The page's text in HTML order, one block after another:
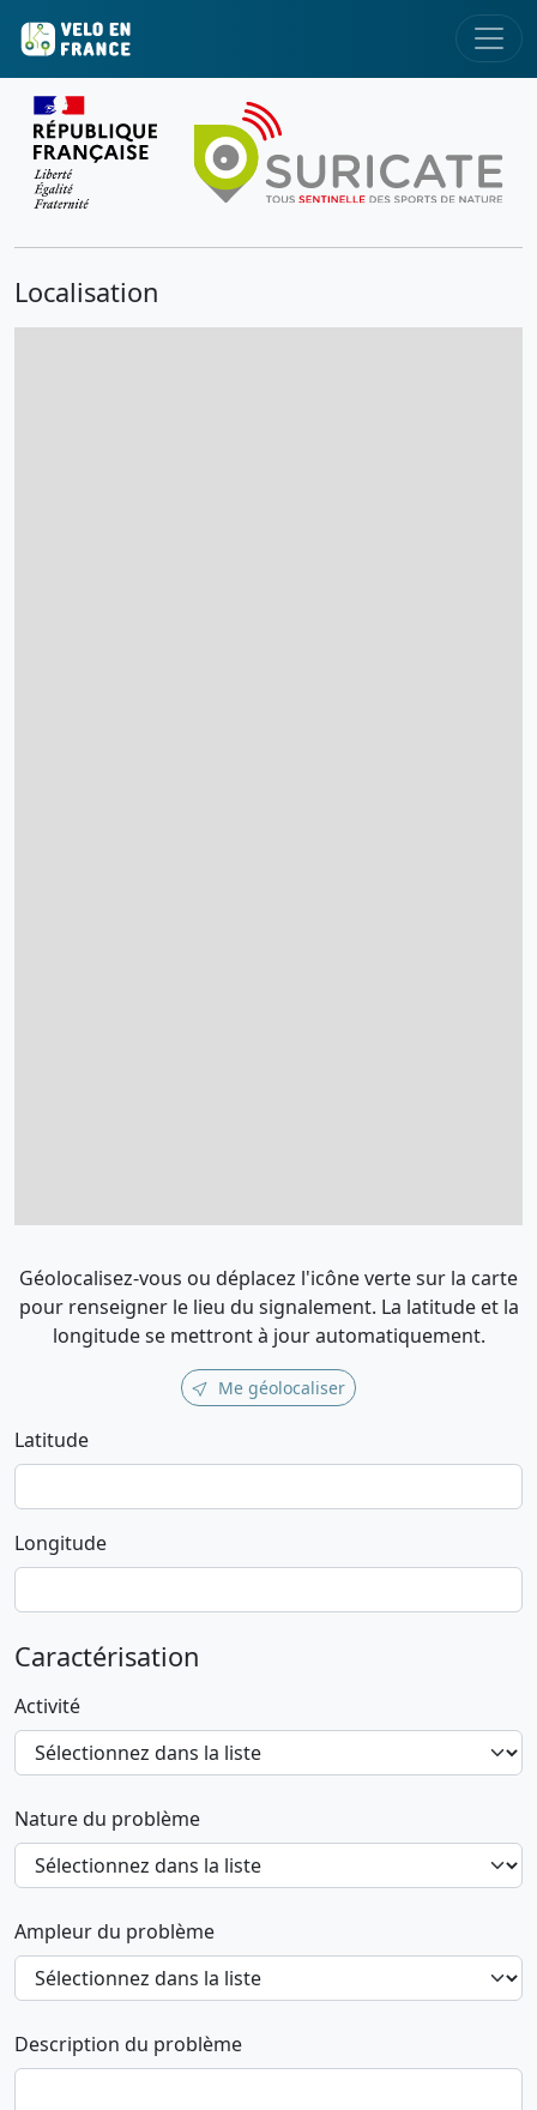
Localisation
Géolocalisez-vous ou déplacez l'icône verte sur la carte
pour renseigner le lieu du signalement. La latitude et la
longitude se mettront à jour automatiquement.
Me géolocaliser
Latitude
Longitude
Caractérisation
Activité
Nature du problème
Ampleur du problème
Description du problème